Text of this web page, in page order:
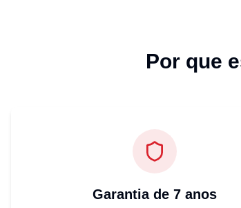
Por que
Garantia de 7 anos